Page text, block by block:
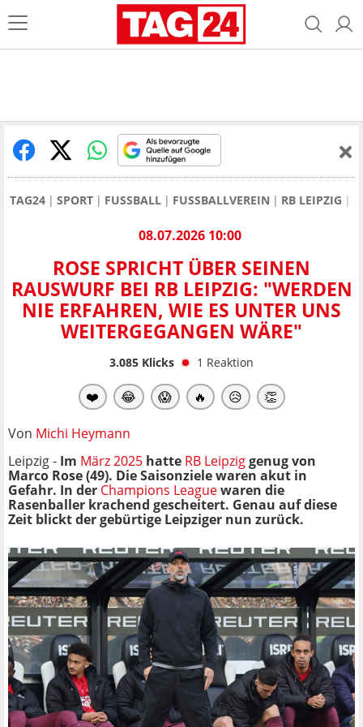
TAG24 SPORT FUSSBALL FUSSBALLVEREIN RB LEIPZIG
08.07.2026 10:00
ROSE SPRICHT ÜBER SEINEN
RAUSWURF BEI RB LEIPZIG: "WERDEN
NIE ERFAHREN, WIE ES UNTER UNS
WEITERGEGANGEN WÄRE"
3.085 Klicks 1 Reaktion
❤️ 😂 😱 🔥 😥 👏
Von Michi Heymann
Leipzig - Im März 2025 hatte RB Leipziggenug von
Marco Rose (49). Die Saisonziele waren akut in
Gefahr. In der Champions Leaguewaren die
Rasenballer krachend gescheitert. Genau auf diese
Zeit blickt der gebürtige Leipziger nun zurück.